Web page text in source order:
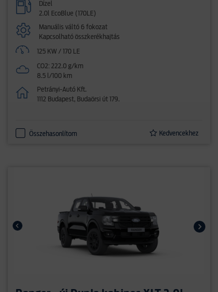
Dízel
2.0l EcoBlue (170LE)
Manuális váltó 6 fokozat
Kapcsolható összkerékhajtás
125 KW / 170 LE
CO2: 222.0 g/km
8.5 l/100 km
Petrányi-Autó Kft.
1112 Budapest, Budaörsi út 179.
Összehasonlítom Kedvencekhez